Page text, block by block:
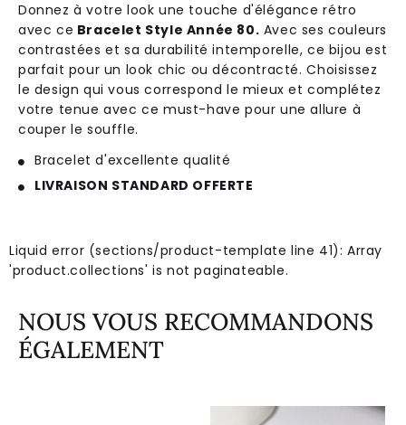
Donnez à votre look une touche d'élégance rétro
avec ce Bracelet Style Année 80. Avec ses couleurs
contrastées et sa durabilité intemporelle, ce bijou est
parfait pour un look chic ou décontracté. Choisissez
le design qui vous correspond le mieux et complétez
votre tenue avec ce must-have pour une allure à
couper le souffle.
Bracelet d'excellente qualité
LIVRAISON STANDARD OFFERTE
Liquid error (sections/product-template line 41): Array
'product.collections' is not paginateable.
NOUS VOUS RECOMMANDONS
ÉGALEMENT